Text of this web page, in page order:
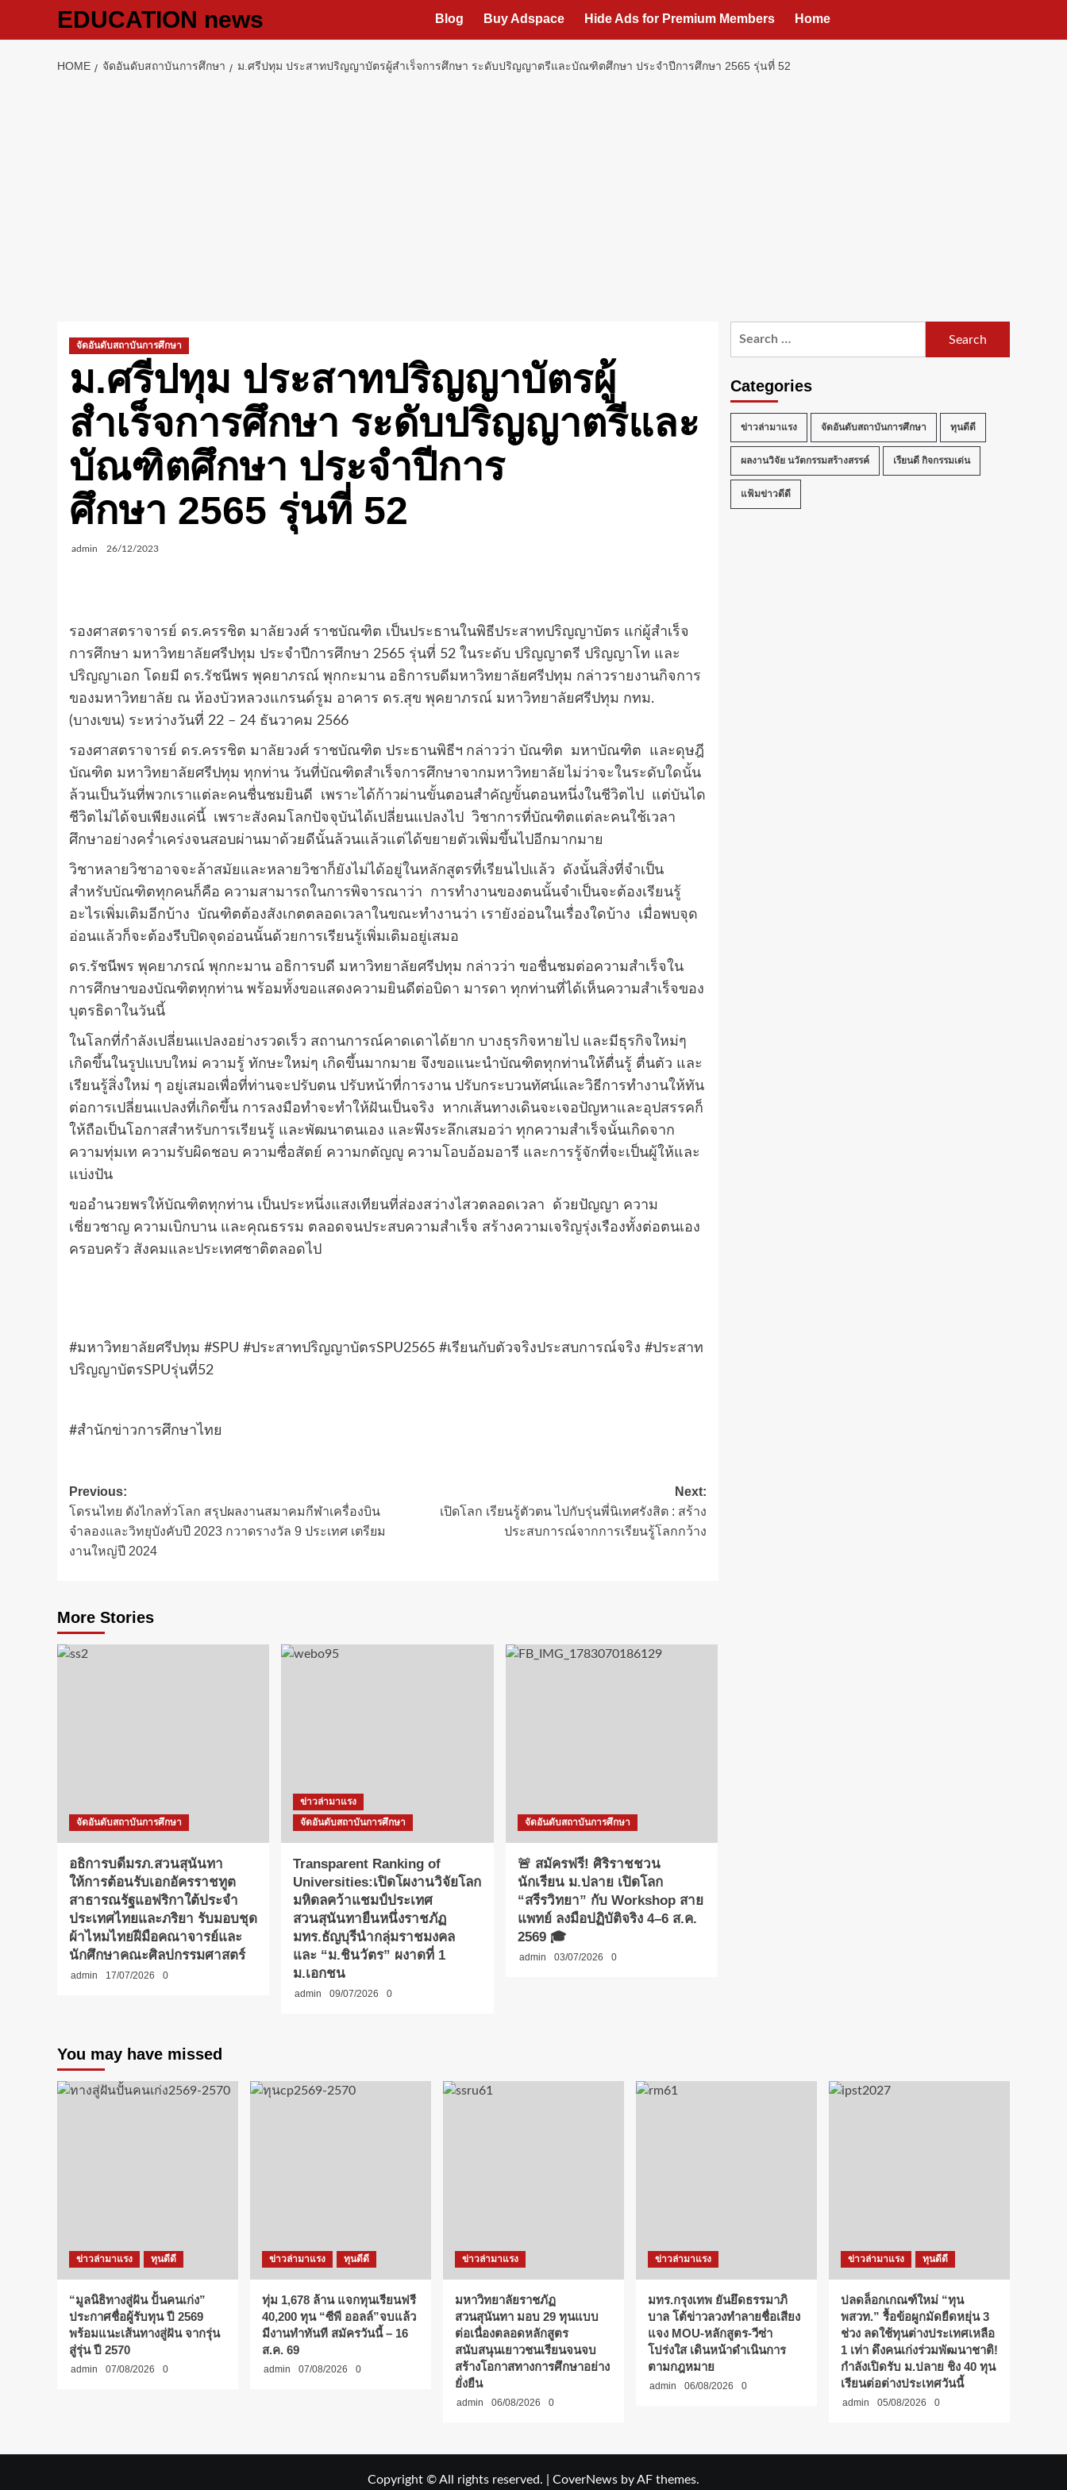
EDUCATION news Blog Buy Adspace Hide Ads for Premium Members Home
HOME จัดอันดับสถาบันการศึกษา ม.ศรีปทุม ประสาทปริญญาบัตรผู้สำเร็จการศึกษา ระดับปริญญาตรีและบัณฑิตศึกษา ประจำปีการศึกษา 2565 รุ่นที่ 52
จัดอันดับสถาบันการศึกษา
ม.ศรีปทุม ประสาทปริญญาบัตรผู้
สำเร็จการศึกษา ระดับปริญญาตรีและ
บัณฑิตศึกษา ประจำปีการ
ศึกษา 2565 รุ่นที่ 52
admin 26/12/2023
รองศาสตราจารย์ ดร.ครรชิต มาลัยวงศ์ ราชบัณฑิต เป็นประธานในพิธีประสาทปริญญาบัตร แก่ผู้สำเร็จ
การศึกษา มหาวิทยาลัยศรีปทุม ประจำปีการศึกษา 2565 รุ่นที่ 52 ในระดับ ปริญญาตรี ปริญญาโท และ
ปริญญาเอก โดยมี ดร.รัชนีพร พุคยาภรณ์ พุกกะมาน อธิการบดีมหาวิทยาลัยศรีปทุม กล่าวรายงานกิจการ
ของมหาวิทยาลัย ณ ห้องบัวหลวงแกรนด์รูม อาคาร ดร.สุข พุคยาภรณ์ มหาวิทยาลัยศรีปทุม กทม.
(บางเขน) ระหว่างวันที่ 22 – 24 ธันวาคม 2566
รองศาสตราจารย์ ดร.ครรชิต มาลัยวงศ์ ราชบัณฑิต ประธานพิธีฯ กล่าวว่า บัณฑิต มหาบัณฑิต และดุษฎี
บัณฑิต มหาวิทยาลัยศรีปทุม ทุกท่าน วันที่บัณฑิตสำเร็จการศึกษาจากมหาวิทยาลัยไม่ว่าจะในระดับใดนั้น
ล้วนเป็นวันที่พวกเราแต่ละคนชื่นชมยินดี เพราะได้ก้าวผ่านขั้นตอนสำคัญขั้นตอนหนึ่งในชีวิตไป แต่บันได
ชีวิตไม่ได้จบเพียงแค่นี้ เพราะสังคมโลกปัจจุบันได้เปลี่ยนแปลงไป วิชาการที่บัณฑิตแต่ละคนใช้เวลา
ศึกษาอย่างคร่ำเคร่งจนสอบผ่านมาด้วยดีนั้นล้วนแล้วแต่ได้ขยายตัวเพิ่มขึ้นไปอีกมากมาย
วิชาหลายวิชาอาจจะล้าสมัยและหลายวิชาก็ยังไม่ได้อยู่ในหลักสูตรที่เรียนไปแล้ว ดังนั้นสิ่งที่จำเป็น
สำหรับบัณฑิตทุกคนก็คือ ความสามารถในการพิจารณาว่า การทำงานของตนนั้นจำเป็นจะต้องเรียนรู้
อะไรเพิ่มเติมอีกบ้าง บัณฑิตต้องสังเกตตลอดเวลาในขณะทำงานว่า เรายังอ่อนในเรื่องใดบ้าง เมื่อพบจุด
อ่อนแล้วก็จะต้องรีบปิดจุดอ่อนนั้นด้วยการเรียนรู้เพิ่มเติมอยู่เสมอ
ดร.รัชนีพร พุคยาภรณ์ พุกกะมาน อธิการบดี มหาวิทยาลัยศรีปทุม กล่าวว่า ขอชื่นชมต่อความสำเร็จใน
การศึกษาของบัณฑิตทุกท่าน พร้อมทั้งขอแสดงความยินดีต่อบิดา มารดา ทุกท่านที่ได้เห็นความสำเร็จของ
บุตรธิดาในวันนี้
ในโลกที่กำลังเปลี่ยนแปลงอย่างรวดเร็ว สถานการณ์คาดเดาได้ยาก บางธุรกิจหายไป และมีธุรกิจใหม่ๆ
เกิดขึ้นในรูปแบบใหม่ ความรู้ ทักษะใหม่ๆ เกิดขึ้นมากมาย จึงขอแนะนำบัณฑิตทุกท่านให้ตื่นรู้ ตื่นตัว และ
เรียนรู้สิ่งใหม่ ๆ อยู่เสมอเพื่อที่ท่านจะปรับตน ปรับหน้าที่การงาน ปรับกระบวนทัศน์และวิธีการทำงานให้ทัน
ต่อการเปลี่ยนแปลงที่เกิดขึ้น การลงมือทำจะทำให้ฝันเป็นจริง หากเส้นทางเดินจะเจอปัญหาและอุปสรรคก็
ให้ถือเป็นโอกาสสำหรับการเรียนรู้ และพัฒนาตนเอง และพึงระลึกเสมอว่า ทุกความสำเร็จนั้นเกิดจาก
ความทุ่มเท ความรับผิดชอบ ความซื่อสัตย์ ความกตัญญู ความโอบอ้อมอารี และการรู้จักที่จะเป็นผู้ให้และ
แบ่งปัน
ขออำนวยพรให้บัณฑิตทุกท่าน เป็นประหนึ่งแสงเทียนที่ส่องสว่างไสวตลอดเวลา ด้วยปัญญา ความ
เชี่ยวชาญ ความเบิกบาน และคุณธรรม ตลอดจนประสบความสำเร็จ สร้างความเจริญรุ่งเรืองทั้งต่อตนเอง
ครอบครัว สังคมและประเทศชาติตลอดไป
#มหาวิทยาลัยศรีปทุม #SPU #ประสาทปริญญาบัตรSPU2565 #เรียนกับตัวจริงประสบการณ์จริง #ประสาท
ปริญญาบัตรSPUรุ่นที่52
#สำนักข่าวการศึกษาไทย
Post
navigation
Previous:
โดรนไทย ดังไกลทั่วโลก สรุปผลงานสมาคมกีฬาเครื่องบิน
จำลองและวิทยุบังคับปี 2023 กวาดรางวัล 9 ประเทศ เตรียม
งานใหญ่ปี 2024
Next:
เปิดโลก เรียนรู้ตัวตน ไปกับรุ่นพี่นิเทศรังสิต : สร้าง
ประสบการณ์จากการเรียนรู้โลกกว้าง
More Stories
จัดอันดับสถาบันการศึกษา
อธิการบดีมรภ.สวนสุนันทา
ให้การต้อนรับเอกอัครราชทูต
สาธารณรัฐแอฟริกาใต้ประจำ
ประเทศไทยและภริยา รับมอบชุด
ผ้าไหมไทยฝีมือคณาจารย์และ
นักศึกษาคณะศิลปกรรมศาสตร์
admin 17/07/2026 0
ข่าวล่ามาแรง
จัดอันดับสถาบันการศึกษา
Transparent Ranking of
Universities:เปิดโผงานวิจัยโลก
มหิดลคว้าแชมป์ประเทศ
สวนสุนันทายืนหนึ่งราชภัฏ
มทร.ธัญบุรีนำกลุ่มราชมงคล
และ “ม.ชินวัตร” ผงาดที่ 1
ม.เอกชน
admin 09/07/2026 0
จัดอันดับสถาบันการศึกษา
🚨 สมัครฟรี! ศิริราชชวน
นักเรียน ม.ปลาย เปิดโลก
“สรีรวิทยา” กับ Workshop สาย
แพทย์ ลงมือปฏิบัติจริง 4–6 ส.ค.
2569 🎓
admin 03/07/2026 0
Categories
ข่าวล่ามาแรง จัดอันดับสถาบันการศึกษา ทุนดีดี
ผลงานวิจัย นวัตกรรมสร้างสรรค์ เรียนดี กิจกรรมเด่น
แฟ้มข่าวดีดี
You may have missed
ข่าวล่ามาแรง ทุนดีดี
“มูลนิธิทางสู่ฝัน ปั้นคนเก่ง”
ประกาศชื่อผู้รับทุน ปี 2569
พร้อมแนะเส้นทางสู่ฝัน จากรุ่น
สู่รุ่น ปี 2570
admin 07/08/2026 0
ข่าวล่ามาแรง ทุนดีดี
ทุ่ม 1,678 ล้าน แจกทุนเรียนฟรี
40,200 ทุน “ซีพี ออลล์”จบแล้ว
มีงานทำทันที สมัครวันนี้ – 16
ส.ค. 69
admin 07/08/2026 0
ข่าวล่ามาแรง
มหาวิทยาลัยราชภัฏ
สวนสุนันทา มอบ 29 ทุนแบบ
ต่อเนื่องตลอดหลักสูตร
สนับสนุนเยาวชนเรียนจนจบ
สร้างโอกาสทางการศึกษาอย่าง
ยั่งยืน
admin 06/08/2026 0
ข่าวล่ามาแรง
มทร.กรุงเทพ ยันยึดธรรมาภิ
บาล โต้ข่าวลวงทำลายชื่อเสียง
แจง MOU-หลักสูตร-วีซ่า
โปร่งใส เดินหน้าดำเนินการ
ตามกฎหมาย
admin 06/08/2026 0
ข่าวล่ามาแรง ทุนดีดี
ปลดล็อกเกณฑ์ใหม่ “ทุน
พสวท.” รื้อข้อผูกมัดยืดหยุ่น 3
ช่วง ลดใช้ทุนต่างประเทศเหลือ
1 เท่า ดึงคนเก่งร่วมพัฒนาชาติ!
กำลังเปิดรับ ม.ปลาย ชิง 40 ทุน
เรียนต่อต่างประเทศวันนี้
admin 05/08/2026 0
Copyright © All rights reserved. CoverNews by AF themes.